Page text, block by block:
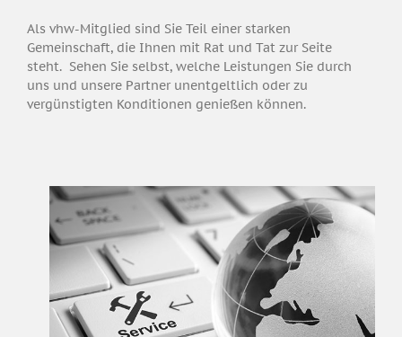
Als vhw-Mitglied sind Sie Teil einer starken
Gemeinschaft, die Ihnen mit Rat und Tat zur Seite
steht. Sehen Sie selbst, welche Leistungen Sie durch
uns und unsere Partner unentgeltlich oder zu
vergünstigten Konditionen genießen können.